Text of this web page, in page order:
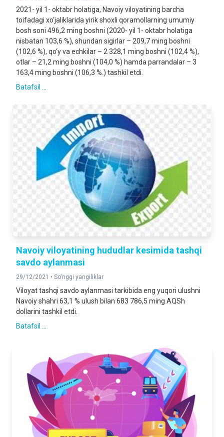
2021- yil 1- oktabr holatiga, Navoiy viloyatining barcha
toifadagi xo‘jaliklarida yirik shoxli qoramollarning umumiy
bosh soni 496,2 ming boshni (2020- yil 1- oktabr holatiga
nisbatan 103,6 %), shundan sigirlar – 209,7 ming boshni
(102,6 %), qo‘y va echkilar – 2 328,1 ming boshni (102,4 %),
otlar – 21,2 ming boshni (104,0 %) hamda parrandalar – 3
163,4 ming boshni (106,3 %.) tashkil etdi.
Batafsil ...
Navoiy viloyatining hududlar kesimida tashqi
savdo aylanmasi
29/12/2021 • So'nggi yangiliklar
Viloyat tashqi savdo aylanmasi tarkibida eng yuqori ulushni
Nаvoiy shahri 63,1 % ulush bilan 683 786,5 ming AQSh
dollarini tashkil etdi.
Batafsil ...